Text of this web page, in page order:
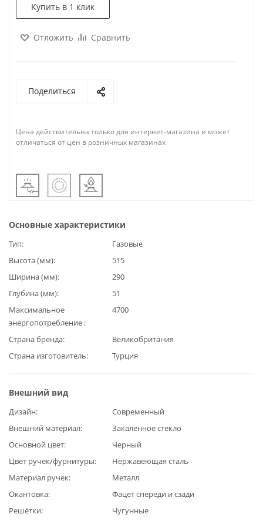
Купить в 1 клик
Отложить Сравнить
Поделиться
Цена действительна только для интернет-магазина и может
отличаться от цен в розничных магазинах
Основные характеристики
Тип
Газовые
Высота (мм)
515
Ширина (мм)
290
Глубина (мм)
51
Максимальное
энергопотребление
4700
Страна бренда
Великобритания
Страна изготовитель
Турция
Внешний вид
Дизайн
Современный
Внешний материал
Закаленное стекло
Основной цвет
Черный
Цвет ручек/фурнитуры
Нержавеющая сталь
Материал ручек
Металл
Окантовка
Фацет спереди и сзади
Решётки
Чугунные